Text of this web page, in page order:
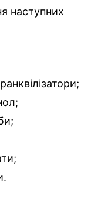
наступних
;